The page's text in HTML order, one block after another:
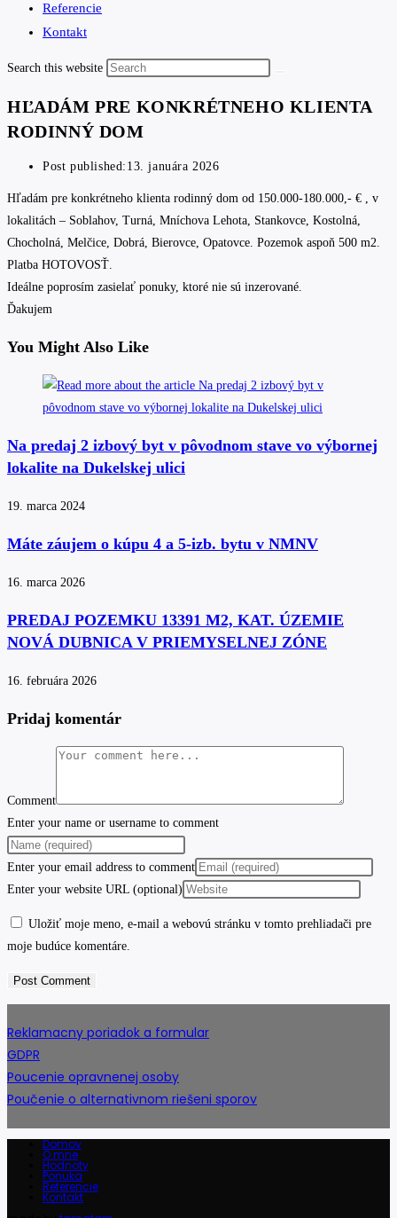
Referencie
Kontakt
Search this website
HĽADÁM PRE KONKRÉTNEHO KLIENTA
RODINNÝ DOM
Post published: 13. januára 2026
Hľadám pre konkrétneho klienta rodinný dom od 150.000-180.000,- € , v
lokalitách – Soblahov, Turná, Mníchova Lehota, Stankovce, Kostolná,
Chocholná, Melčice, Dobrá, Bierovce, Opatovce. Pozemok aspoň 500 m2.
Platba HOTOVOSŤ.
Ideálne poprosím zasielať ponuky, ktoré nie sú inzerované.
Ďakujem
You Might Also Like
Na predaj 2 izbový byt v pôvodnom stave vo výbornej
lokalite na Dukelskej ulici
19. marca 2024
Máte záujem o kúpu 4 a 5-izb. bytu v NMNV
16. marca 2026
PREDAJ POZEMKU 13391 M2, KAT. ÚZEMIE
NOVÁ DUBNICA V PRIEMYSELNEJ ZÓNE
16. februára 2026
Pridaj komentár
Comment
Enter your name or username to comment
Enter your email address to comment
Enter your website URL (optional)
Uložiť moje meno, e-mail a webovú stránku v tomto prehliadači pre
moje budúce komentáre.
Reklamacny poriadok a formular
GDPR
Poucenie opravnenej osoby
Poučenie o alternativnom riešeni sporov
Domov
O mne
Hodnoty
Ponuka
Referencie
Kontakt